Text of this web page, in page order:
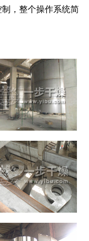
，整个操作系统简